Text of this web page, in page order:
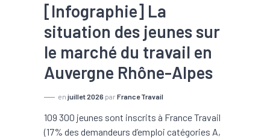
[Infographie] La
situation des jeunes sur
le marché du travail en
Auvergne Rhône-Alpes
en juillet 2026 par France Travail
109 300 jeunes sont inscrits à France Travail
(17% des demandeurs d’emploi catégories A,